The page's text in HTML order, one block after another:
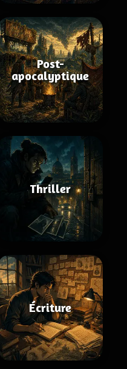
Post-
apocalyptique
Thriller
Écriture